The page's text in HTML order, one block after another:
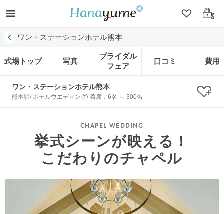
クリップ
ログ
ワン・ステーションホテル熊本
式場トップ 写真
ブライダル
フェア
口コミ 費用
ワン・ステーションホテル熊本
熊本駅/ ホテルウエディング/ 着席：6名 ～ 300名 ク
挙式シーンが映える！
こだわりのチャペル